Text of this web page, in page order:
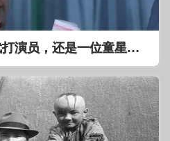
香港演员孟海是一名武打演员，还是一位童星呢！